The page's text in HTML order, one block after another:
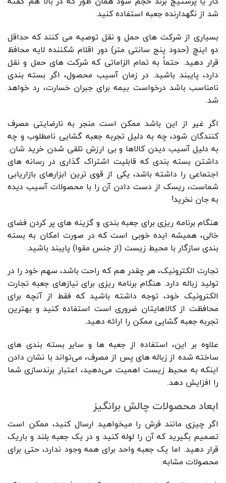
شد از نگهدارنده جعبه استفاده کنید.
بسیاری از شرکت های حمل و نقل توصیه می کنند که حداقل
دو اینچ (حدود پنج سانتی متر) دور اقلام شکننده لایه محافظ
قرار دهید. حتماً به تمام الزاماتی که شرکت های حمل و نقل
دارد، پایبند باشید. در زمان آسیب محصول، اگر بسته بندی
نامناسب باشد درخواست بیمه برای جبران خسارت، رد خواهد
شد.
اگر غیر از این باشد ممکن است منجر به نارضایتی مصرف
کنندگان شود، چه به دلیل تجربه جعبه گشایی نامطلوب و چه
به دلیل آسیب دیدن کالاها و بی ارزش تلقی شدن خرید شان.
داشتن بسته بندی که قابلیت اشتراک گذاری در رسانه های
اجتماعی را داشته باشد، یکی از قوی ترین ابزارهای بازاریابی
شماست، ریسک از دست دادن آن را با محصولات آسیب دیده
به جان نخرید!
هنگام برنامه ریزی برای جعبه بندی و گزینه های پر کردن فضای
خالی، همیشه ایده خوبی است که در صورت امکان به بسته
بندی سازگار با محیط زیست (از جنس مقوا) پایبند باشید.
تجارت الکترونیک، هر چقدر هم که راحت باشد، سهم خود را در
تولید زباله دارد. هنگام برنامه ریزی برای نیازهای جعبه تجارت
الکترونیک خود، توجه داشته باشید که فقط از آنچه برای
محافظت از کالاهایتان ضروری است استفاده کنید و بهترین
تجربه جعبه گشایی ممکن را ارائه دهید.
علاوه بر این، استفاده از جعبه ها و سایر بسته بندی های
ساخته شده از زباله های پس از مصرف، می‌تواند با نشان دادن
اینکه به محیط زیست اهمیت می‌دهید، اعتبار برندسازی شما
را افزایش دهد.
ابعاد محصولات چالش برانگیز
اگر چیزی مانند فرش را میخواهید ارسال کنید، ممکن است
تصمیم بگیرید که آن را لوله کنید و در یک جعبه بلند و باریک
قرار دهید. اما یک جعبه واحد برای همه وجود ندارد، حتی برای
محصولات مشابه.